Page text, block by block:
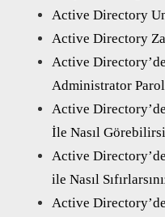
Active Directory
Active Directory
Active
Administrator
Active
İle Nasıl
Active
ile Nasıl
Active